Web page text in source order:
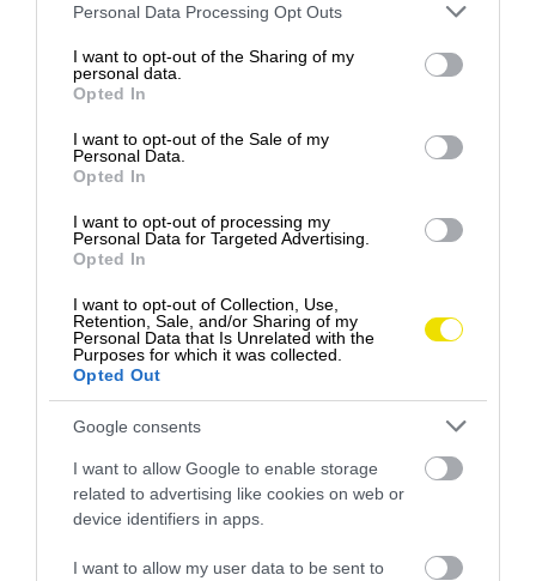
Please note that this website/app uses one or more Google
not limited to your visit or usage behaviour. You may click to
grant or deny consent to Google and its third-party tags to
use your data for below specified purposes in below Google
consent section.
Personal Data Processing Opt Outs
I want to opt-out of the Sharing of my
personal data.
Opted In
I want to opt-out of the Sale of my
Personal Data.
Opted In
I want to opt-out of processing my
Personal Data for Targeted Advertising.
Opted In
I want to opt-out of Collection, Use,
Retention, Sale, and/or Sharing of my
Personal Data that Is Unrelated with the
Purposes for which it was collected.
Opted Out
Google consents
I want to allow Google to enable storage
related to advertising like cookies on web or
device identifiers in apps.
I want to allow my user data to be sent to